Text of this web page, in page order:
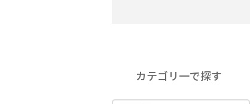
カテゴリ一で探す